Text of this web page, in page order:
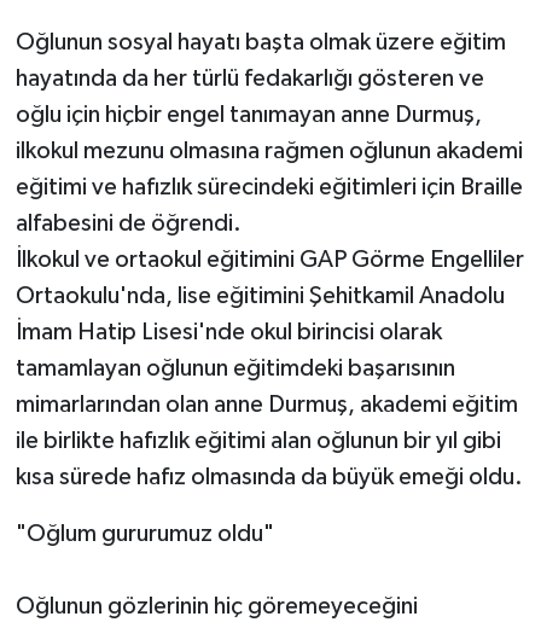
Oğlunun sosyal hayatı başta olmak üzere eğitim
hayatında da her türlü fedakarlığı gösteren ve
oğlu için hiçbir engel tanımayan anne Durmuş,
ilkokul mezunu olmasına rağmen oğlunun akademi
eğitimi ve hafızlık sürecindeki eğitimleri için Braille
alfabesini de öğrendi.
İlkokul ve ortaokul eğitimini GAP Görme Engelliler
Ortaokulu'nda, lise eğitimini Şehitkamil Anadolu
İmam Hatip Lisesi'nde okul birincisi olarak
tamamlayan oğlunun eğitimdeki başarısının
mimarlarından olan anne Durmuş, akademi eğitim
ile birlikte hafızlık eğitimi alan oğlunun bir yıl gibi
kısa sürede hafız olmasında da büyük emeği oldu.
"Oğlum gururumuz oldu"
Oğlunun gözlerinin hiç göremeyeceğini